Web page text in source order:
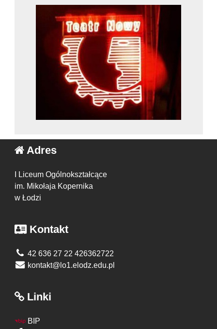
Adres
I Liceum Ogólnokształcące
im. Mikołaja Kopernika
w Łodzi
Kontakt
42 636 27 22 426362722
kontakt@lo1.elodz.edu.pl
Linki
BIP